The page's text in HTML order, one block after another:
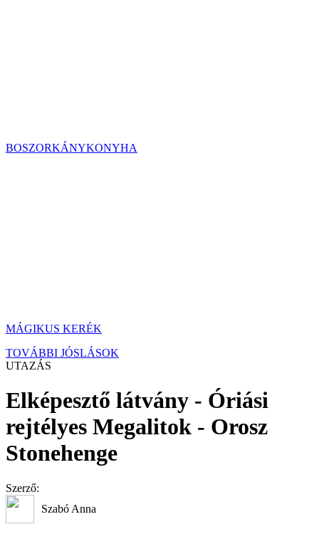
BOSZORKÁNYKONYHA
MÁGIKUS KERÉK
TOVÁBBI JÓSLÁSOK
UTAZÁS
Elképesztő látvány - Óriási
rejtélyes Megalitok - Orosz
Stonehenge
Szerző:
Szabó Anna